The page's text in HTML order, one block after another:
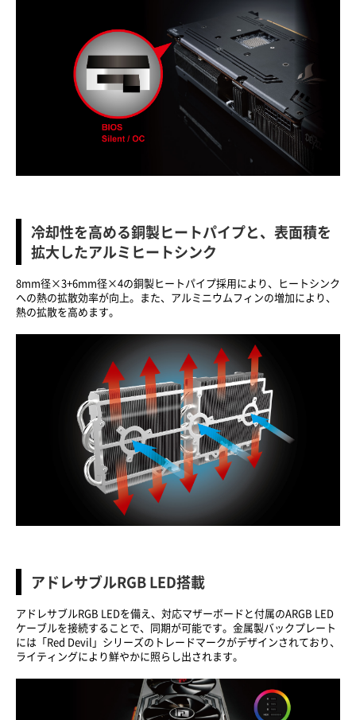
冷却性を高める銅製ヒートパイプと、表面積を
拡大したアルミヒートシンク
8mm径×3+6mm径×4の銅製ヒートパイプ採用により、ヒートシンク
への熱の拡散効率が向上。また、アルミニウムフィンの増加により、
熱の拡散を高めます。
アドレサブルRGB LED搭載
アドレサブルRGB LEDを備え、対応マザーボードと付属のARGB LED
ケーブルを接続することで、同期が可能です。金属製バックプレート
には「Red Devil」シリーズのトレードマークがデザインされており、
ライティングにより鮮やかに照らし出されます。